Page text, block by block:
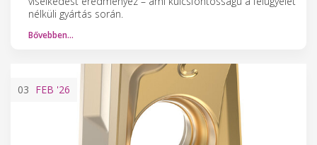
nélküli gyártás során.
Bővebben…
03 FEB '26